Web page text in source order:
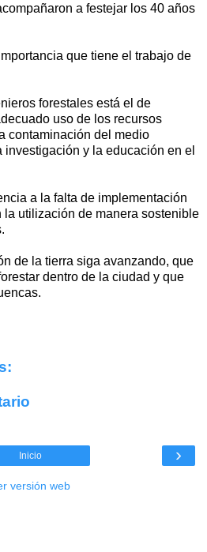
a festejar los 40 años
que tiene el trabajo de
forestales está el de
uso de los recursos
contaminación del medio
investigación y la educación en el
a la falta de implementación
utilización de manera sostenible
de la tierra siga avanzando, que
dentro de la ciudad y que
›
Inicio
versión web